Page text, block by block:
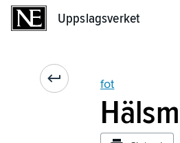
Uppslagsverket
fot